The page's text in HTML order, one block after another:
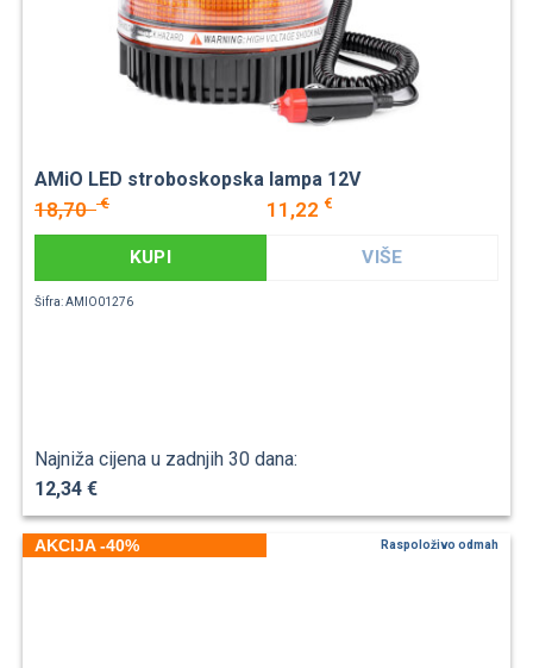
AMiO LED stroboskopska lampa 12V
18,70€ 11,22 €
KUPI VIŠE
Šifra: AMIO01276
Najniža cijena u zadnjih 30 dana:
12,34 €
AKCIJA -40% Raspoloživo odmah